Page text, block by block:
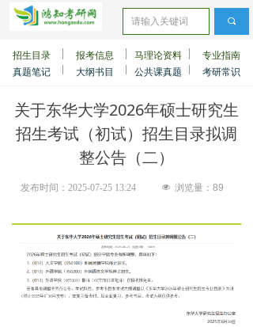
真题笔记 大纲书目 公共课真题 考研常识
招生目录 报考信息 马理论资料 专业指南
끠
发布时间： 2025-07-25 13:24
关于东华大学2026年硕士研究生
招生考试（初试）招生目录拟调
整公告（二）
넶 浏览量： 89